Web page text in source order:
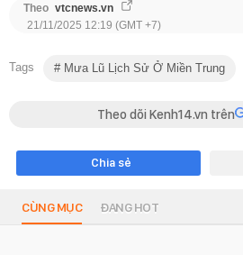
Theo vtcnews.vn
21/11/2025 12:19 (GMT +7)
Tags Mưa Lũ Lịch Sử Ở Miền Trung
Theo dõi Kenh14.vn trên
Chia sẻ
CÙNG MỤC ĐANG HOT